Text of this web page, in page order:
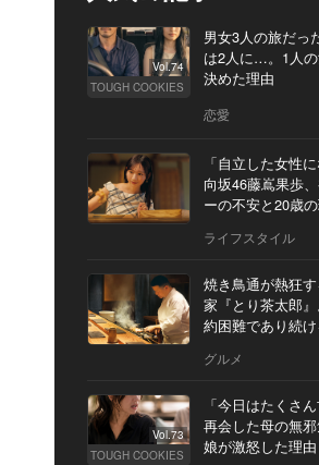
Vol.74
TOUGH COOKIES
男女3人の旅だっ
は2人に…。1人
決めた理由
恋愛
「自立した女性
向坂46藤嶌果歩
ーの不安と20歳
ライフスタイル
焼き鳥通が熱狂
家『とり茶太郎
約困難であり続
グルメ
Vol.73
TOUGH COOKIES
「今日はたくさ
再会した母の無邪
娘が激怒した理由